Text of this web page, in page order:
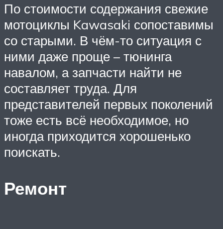
По стоимости содержания свежие
мотоциклы Kawasaki сопоставимы
со старыми. В чём-то ситуация с
ними даже проще – тюнинга
навалом, а запчасти найти не
составляет труда. Для
представителей первых поколений
тоже есть всё необходимое, но
иногда приходится хорошенько
поискать.
Ремонт